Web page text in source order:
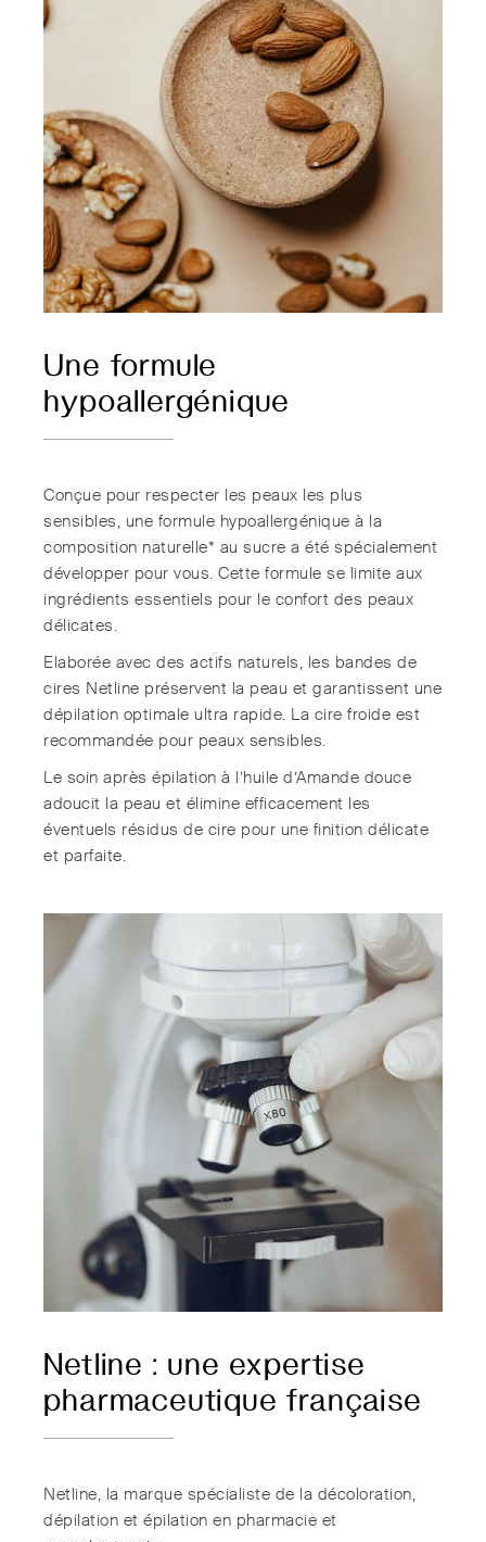
Une formule
hypoallergénique
Conçue pour respecter les peaux les plus
sensibles, une formule hypoallergénique à la
composition naturelle* au sucre a été spécialement
développer pour vous. Cette formule se limite aux
ingrédients essentiels pour le confort des peaux
délicates.
Elaborée avec des actifs naturels, les bandes de
cires Netline préservent la peau et garantissent une
dépilation optimale ultra rapide. La cire froide est
recommandée pour peaux sensibles.
Le soin après épilation à l’huile d’Amande douce
adoucit la peau et élimine efficacement les
éventuels résidus de cire pour une finition délicate
et parfaite.
Netline : une expertise
pharmaceutique française
Netline, la marque spécialiste de la décoloration,
dépilation et épilation en pharmacie et